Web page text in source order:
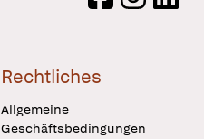
Rechtliches
Allgemeine
Geschäftsbedingungen